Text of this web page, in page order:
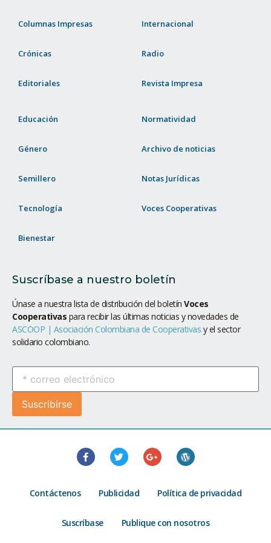
Columnas Impresas
Crónicas
Editoriales
Internacional
Radio
Revista Impresa
Educación
Género
Semillero
Tecnología
Bienestar
Normatividad
Archivo de noticias
Notas Jurídicas
Voces Cooperativas
Suscríbase a nuestro boletín
Únase a nuestra lista de distribución del boletín Voces
Cooperativas para recibir las últimas noticias y novedades de
ASCOOP | Asociación Colombiana de Cooperativas y el sector
solidario colombiano.
Contáctenos Publicidad Política de privacidad
Suscríbase Publique con nosotros